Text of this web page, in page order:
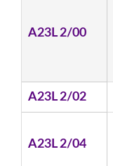
A23L 2/00
A23L 2/02
A23L 2/04